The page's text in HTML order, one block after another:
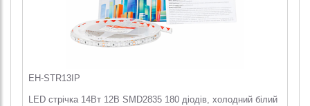
EH-STR13IP
LED стрічка 14Вт 12В SMD2835 180 діодів, холодний білий